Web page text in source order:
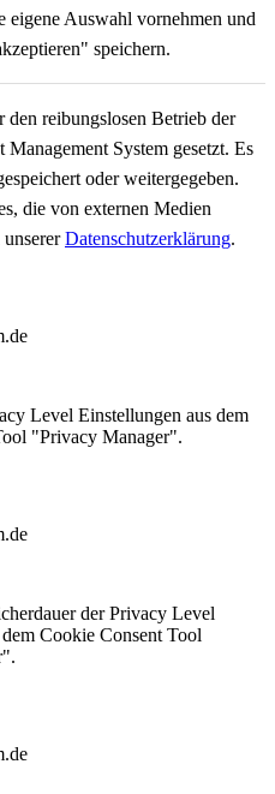
eigene Auswahl vornehmen und
speichern.
reibungslosen Betrieb der
System gesetzt. Es
oder weitergegeben.
die von externen Medien
Datenschutzerklärung.
Level Einstellungen aus dem
"Privacy Manager".
der Privacy Level
Cookie Consent Tool